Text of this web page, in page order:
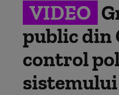
VIDEO
public din
control